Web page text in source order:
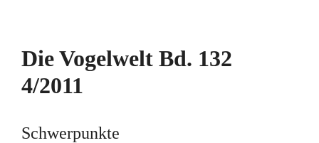
Die Vogelwelt Bd. 132
4/2011
Schwerpunkte